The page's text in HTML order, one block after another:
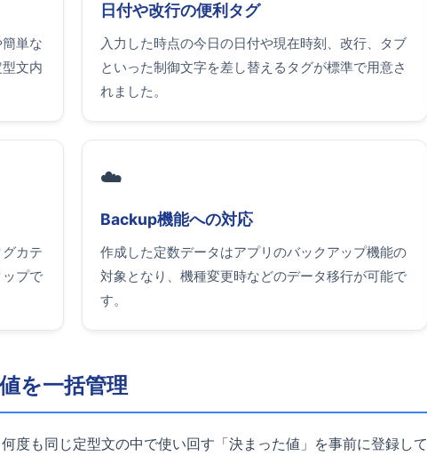
単な
文内
日付や改行の便利タグ
入力した時点の今日の日付や現在時刻、改行、タブ
といった制御文字を差し替えるタグが標準で用意さ
れました。
カテ
プで
☁️
Backup機能への対応
作成した定数データはアプリのバックアップ機能の
対象となり、機種変更時などのデータ移行が可能で
す。
を一括管理
度も同じ定型文の中で使い回す「決まった値」を事前に登録して